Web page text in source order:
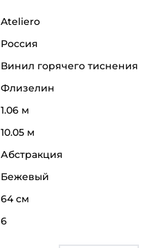
Ateliero
Россия
Винил горячего тиснения
Флизелин
1.06 м
10.05 м
Абстракция
Бежевый
64 см
6